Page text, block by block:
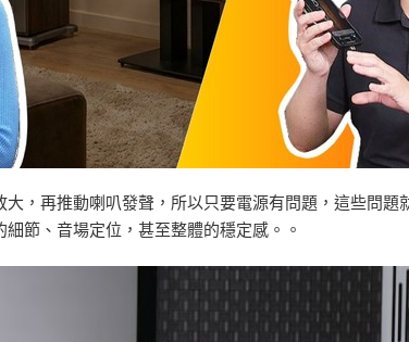
，再推動喇叭發聲，所以只要電源有問題，這些問
節、音場定位，甚至整體的穩定感。。